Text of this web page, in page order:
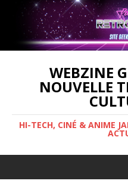
WEBZINE
NOUVELLE
HI-TECH, CINÉ & ANIME